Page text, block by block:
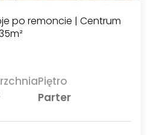
po remoncie | Centrum
Piętro
Parter